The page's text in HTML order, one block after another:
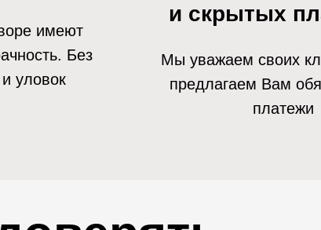
имеют
Без
уловок
и скрытых
Мы уважаем своих
предлагаем Вам
платежи